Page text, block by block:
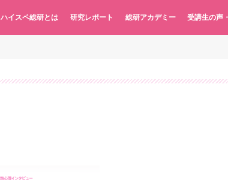
ハイスペ総研とは 研究レポート 総研アカデミー 受講生の声